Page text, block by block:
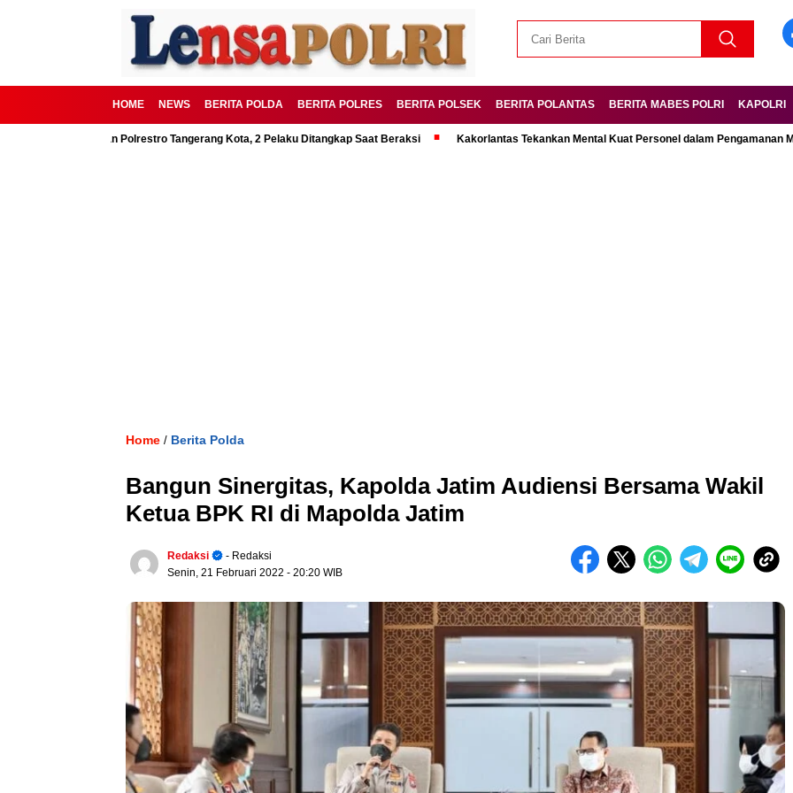
HOME NEWS BERITA POLDA BERITA POLRES BERITA POLSEK BERITA POLANTAS BERITA MABES POLRI KAPOLRI
Digagalkan Polrestro Tangerang Kota, 2 Pelaku Ditangkap Saat Beraksi Kakorlantas Tekankan Mental Kuat Personel dalam Pengamanan Mudik
Home / Berita Polda
Bangun Sinergitas, Kapolda Jatim Audiensi Bersama Wakil
Ketua BPK RI di Mapolda Jatim
Redaksi
- Redaksi
Senin, 21 Februari 2022 - 20:20 WIB